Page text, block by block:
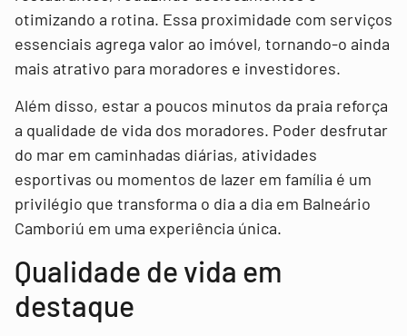
otimizando a rotina. Essa proximidade com serviços
essenciais agrega valor ao imóvel, tornando-o ainda
mais atrativo para moradores e investidores.
Além disso, estar a poucos minutos da praia reforça
a qualidade de vida dos moradores. Poder desfrutar
do mar em caminhadas diárias, atividades
esportivas ou momentos de lazer em família é um
privilégio que transforma o dia a dia em Balneário
Camboriú em uma experiência única.
Qualidade de vida em
destaque